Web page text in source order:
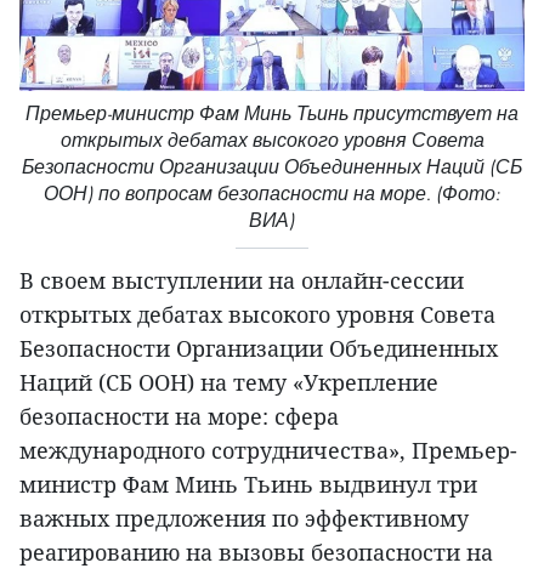
Премьер-министр Фам Минь Тьинь присутствует на
открытых дебатах высокого уровня Совета
Безопасности Организации Объединенных Наций (СБ
ООН) по вопросам безопасности на море. (Фото:
ВИА)
В своем выступлении на онлайн-сессии
открытых дебатах высокого уровня Совета
Безопасности Организации Объединенных
Наций (СБ ООН) на тему «Укрепление
безопасности на море: сфера
международного сотрудничества», Премьер-
министр Фам Минь Тьинь выдвинул три
важных предложения по эффективному
реагированию на вызовы безопасности на